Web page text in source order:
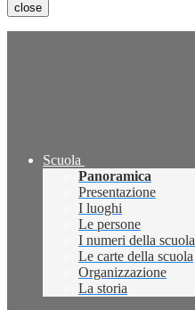
close
Scuola
Panoramica
Presentazione
I luoghi
Le persone
I numeri della scuola
Le carte della scuola
Organizzazione
La storia